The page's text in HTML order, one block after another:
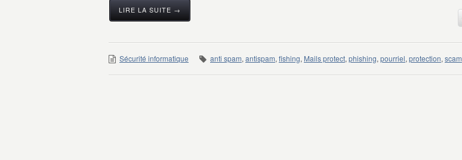
LIRE LA SUITE →
Sécurité informatique anti spam, antispam, fishing, Mails protect, phishing, pourriel, protection, scam